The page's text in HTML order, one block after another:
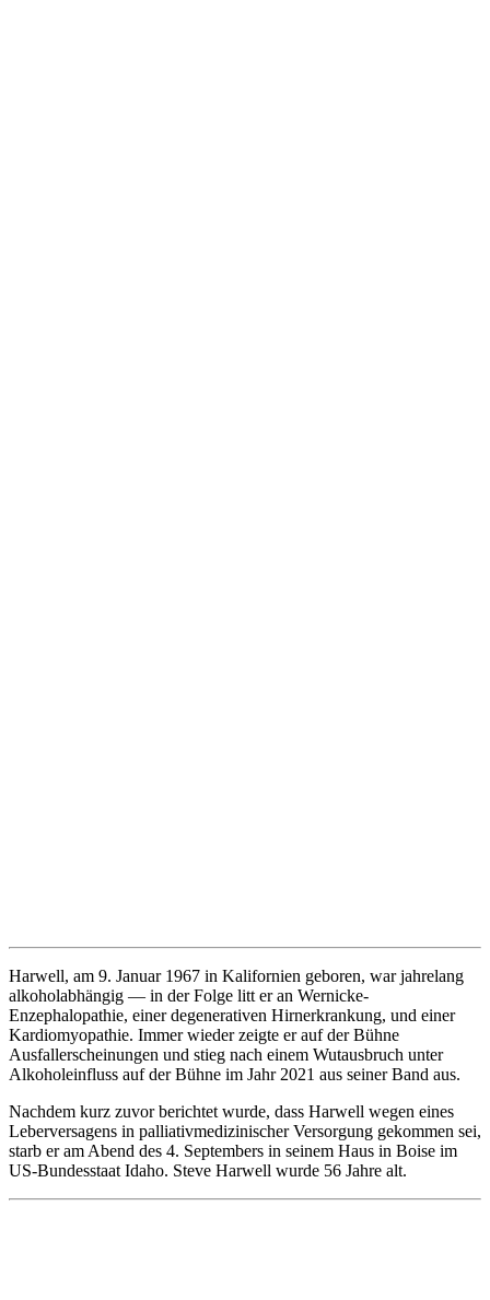
Harwell, am 9. Januar 1967 in Kalifornien geboren, war jahrelang
alkoholabhängig — in der Folge litt er an Wernicke-
Enzephalopathie, einer degenerativen Hirnerkrankung, und einer
Kardiomyopathie. Immer wieder zeigte er auf der Bühne
Ausfallerscheinungen und stieg nach einem Wutausbruch unter
Alkoholeinfluss auf der Bühne im Jahr 2021 aus seiner Band aus.
Nachdem kurz zuvor berichtet wurde, dass Harwell wegen eines
Leberversagens in palliativmedizinischer Versorgung gekommen sei,
starb er am Abend des 4. Septembers in seinem Haus in Boise im
US-Bundesstaat Idaho. Steve Harwell wurde 56 Jahre alt.